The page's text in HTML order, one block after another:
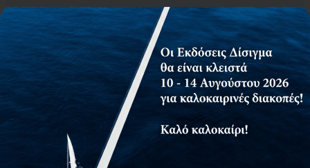
O στόχος τόσο, των πράξεων τακτοποίησης και
αναλογισμού υποχρεώσεων ιδιοκτησιών, όσο και των
πράξεων εφαρμογής είναι η εφαρμογή του σχεδίου πόλης,
η απελευθέρωση των κοινόχρηστων και κοινωφελών
χώρων και η τελική διαμόρφωση των ορίων των οικοπέδων
προκειμένου να έχουν τη καλύτερη οικοδομική
εκμετάλλευση. Το γεγονός αυτό είναι πιθανόν να
απασχολήσει κάθε μηχανικό, άμεσα ως μελετητή ή έμμεσα,
κατά την έκδοση οικοδομικής άδειας οικοπέδου ή κατά την
παροχή συμβουλών σε κάποιον ενδιαφερόμενο ιδιοκτήτη.
Η προσέγγιση του θέματος πραγματοποιείται με
γενικότερες έννοιες και αναφορά σε υπερκείμενες μελέτες,